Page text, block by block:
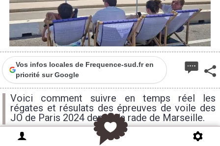
Vos infos locales de Frequence-sud.fr en
priorité sur Google
Voici comment suivre en temps réel les
régates et résulats des épreuves de voile des
JO de Paris 2024 depuis la rade de Marseille.